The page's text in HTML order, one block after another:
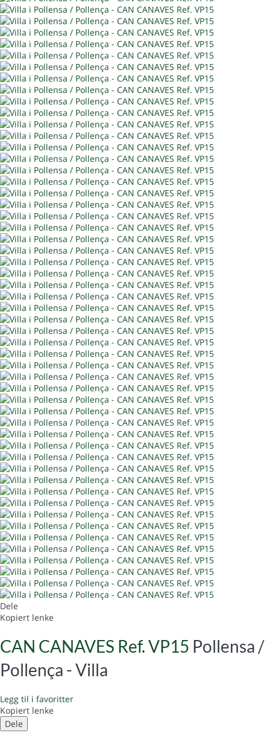
Dele
Kopiert lenke
CAN CANAVES Ref. VP15 Pollensa /
Pollença -Villa
Legg til i favoritter
Kopiert lenke
Dele